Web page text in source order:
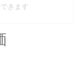
きます